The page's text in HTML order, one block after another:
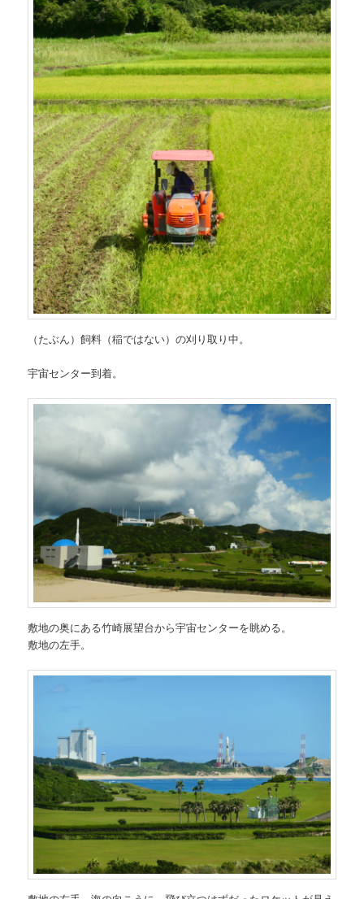
（たぶん）飼料（稲ではない）の刈り取り中。
宇宙センター到着。
敷地の奥にある竹崎展望台から宇宙センターを眺める。
敷地の左手。